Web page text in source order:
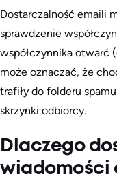
Dostarczalność emaili
sprawdzenie
współczynnika otwarć
może oznaczać, że
trafiły do folderu
skrzynki odbiorcy.
Dlaczego
wiadomości